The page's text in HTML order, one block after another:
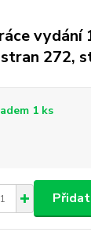
vydání
272,
1 ks